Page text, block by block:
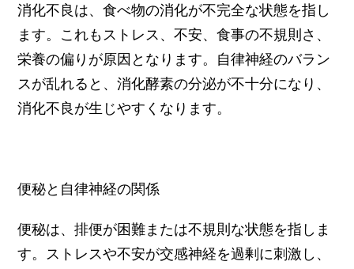
消化不良は、食べ物の消化が不完全な状態を指し
ます。これもストレス、不安、食事の不規則さ、
栄養の偏りが原因となります。自律神経のバラン
スが乱れると、消化酵素の分泌が不十分になり、
消化不良が生じやすくなります。
便秘と自律神経の関係
便秘は、排便が困難または不規則な状態を指しま
す。ストレスや不安が交感神経を過剰に刺激し、